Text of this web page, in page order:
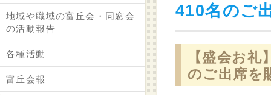
地域や職域の富丘会・同窓会
の活動報告
各種活動
富丘会報
410名のご
【盛会お
のご出席を